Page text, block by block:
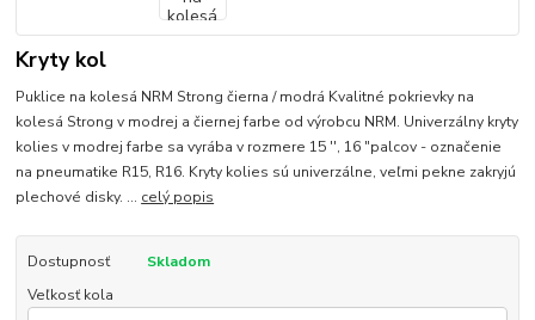
Kryty kol
Puklice na kolesá NRM Strong čierna / modrá Kvalitné pokrievky na
kolesá Strong v modrej a čiernej farbe od výrobcu NRM. Univerzálny kryty
kolies v modrej farbe sa vyrába v rozmere 15 '', 16 "palcov - označenie
na pneumatike R15, R16. Kryty kolies sú univerzálne, veľmi pekne zakryjú
plechové disky. ... celý popis
Dostupnosť
Skladom
Veľkosť kola